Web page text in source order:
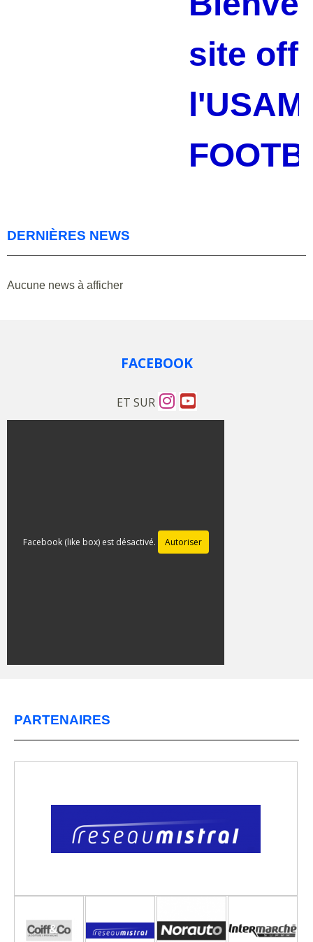
site
l'USAM
DERNIÈRES NEWS
Aucune news à afficher
FACEBOOK
ET SUR
Facebook (like box) est désactivé. Autoriser
PARTENAIRES